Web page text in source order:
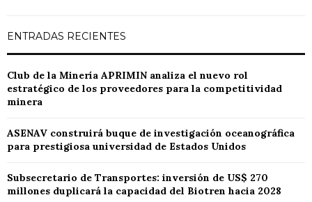
ENTRADAS RECIENTES
Club de la Minería APRIMIN analiza el nuevo rol
estratégico de los proveedores para la competitividad
minera
ASENAV construirá buque de investigación oceanográfica
para prestigiosa universidad de Estados Unidos
Subsecretario de Transportes: inversión de US$ 270
millones duplicará la capacidad del Biotren hacia 2028